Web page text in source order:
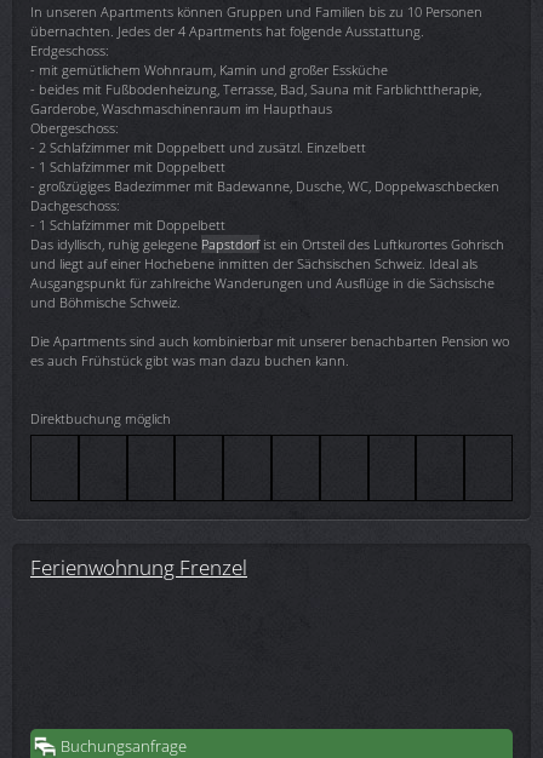
In unseren Apartments können Gruppen und Familien bis zu 10 Personen
übernachten. Jedes der 4 Apartments hat folgende Ausstattung.
Erdgeschoss:
- mit gemütlichem Wohnraum, Kamin und großer Essküche
- beides mit Fußbodenheizung, Terrasse, Bad, Sauna mit Farblichttherapie,
Garderobe, Waschmaschinenraum im Haupthaus
Obergeschoss:
- 2 Schlafzimmer mit Doppelbett und zusätzl. Einzelbett
- 1 Schlafzimmer mit Doppelbett
- großzügiges Badezimmer mit Badewanne, Dusche, WC, Doppelwaschbecken
Dachgeschoss:
- 1 Schlafzimmer mit Doppelbett
Das idyllisch, ruhig gelegene Papstdorfist ein Ortsteil des Luftkurortes Gohrisch
und liegt auf einer Hochebene inmitten der Sächsischen Schweiz. Ideal als
Ausgangspunkt für zahlreiche Wanderungen und Ausflüge in die Sächsische
und Böhmische Schweiz.
Die Apartments sind auch kombinierbar mit unserer benachbarten Pension wo
es auch Frühstück gibt was man dazu buchen kann.
Direktbuchung möglich
Ferienwohnung Frenzel
Buchungsanfrage